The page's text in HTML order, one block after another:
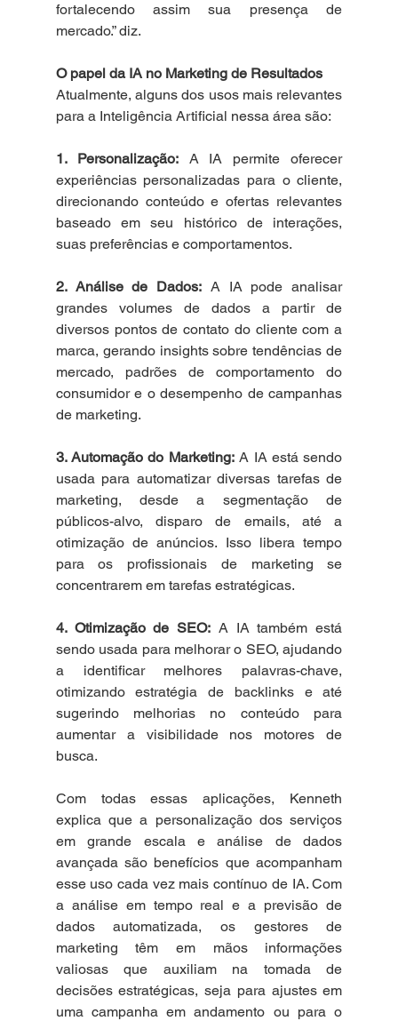
fortalecendo assim sua presença de
mercado.” diz.
O papel da IA no Marketing de Resultados
Atualmente, alguns dos usos mais relevantes
para a Inteligência Artificial nessa área são:
1. Personalização: A IA permite oferecer
experiências personalizadas para o cliente,
direcionando conteúdo e ofertas relevantes
baseado em seu histórico de interações,
suas preferências e comportamentos.
2. Análise de Dados: A IA pode analisar
grandes volumes de dados a partir de
diversos pontos de contato do cliente com a
marca, gerando insights sobre tendências de
mercado, padrões de comportamento do
consumidor e o desempenho de campanhas
de marketing.
3. Automação do Marketing: A IA está sendo
usada para automatizar diversas tarefas de
marketing, desde a segmentação de
públicos-alvo, disparo de emails, até a
otimização de anúncios. Isso libera tempo
para os profissionais de marketing se
concentrarem em tarefas estratégicas.
4. Otimização de SEO: A IA também está
sendo usada para melhorar o SEO, ajudando
a identificar melhores palavras-chave,
otimizando estratégia de backlinks e até
sugerindo melhorias no conteúdo para
aumentar a visibilidade nos motores de
busca.
Com todas essas aplicações, Kenneth
explica que a personalização dos serviços
em grande escala e análise de dados
avançada são benefícios que acompanham
esse uso cada vez mais contínuo de IA. Com
a análise em tempo real e a previsão de
dados automatizada, os gestores de
marketing têm em mãos informações
valiosas que auxiliam na tomada de
decisões estratégicas, seja para ajustes em
uma campanha em andamento ou para o